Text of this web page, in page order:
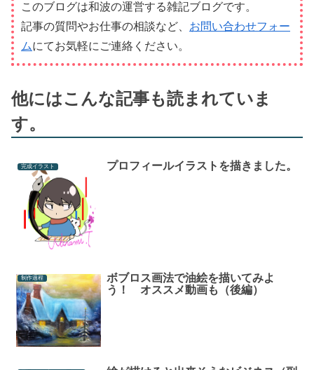
このブログは和波の運営する雑記ブログです。
記事の質問やお仕事の相談など、 お問い合わせフォー
ムにてお気軽にご連絡ください。
他にはこんな記事も読まれていま
す。
完成イラスト プロフィールイラストを描きました。
制作過程
ボブロス画法で油絵を描いてみよ
う！ オススメ動画も（後編）